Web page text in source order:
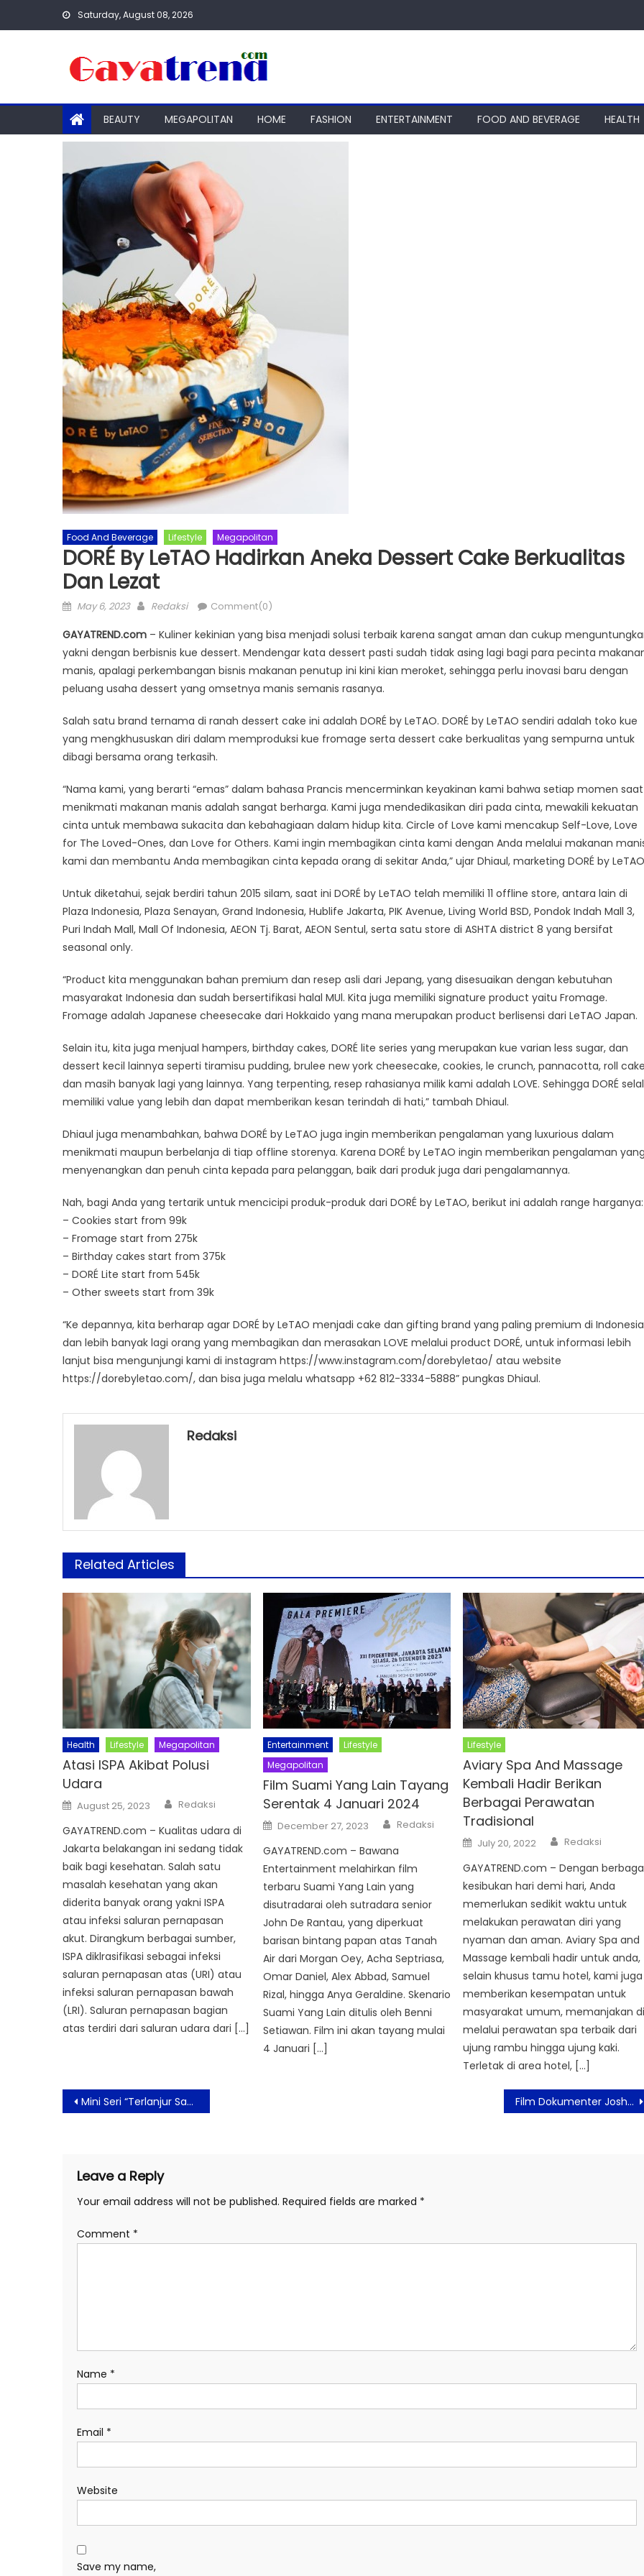
Saturday, August 08, 2026
BEAUTY MEGAPOLITAN HOME FASHION ENTERTAINMENT FOOD AND BEVERAGE HEALTH
Food And Beverage Lifestyle Megapolitan
DORÉ By LeTAO Hadirkan Aneka Dessert Cake Berkualitas
Dan Lezat
Posted
May 6, 2023 Author
Redaksi Comment(0)
GAYATREND.com – Kuliner kekinian yang bisa menjadi solusi terbaik karena sangat aman dan cukup
yakni dengan berbisnis kue dessert. Mendengar kata dessert pasti sudah tidak asing lagi bagi para pecinta
manis, apalagi perkembangan bisnis makanan penutup ini kini kian meroket, sehingga perlu inovasi baru dengan
peluang usaha dessert yang omsetnya manis semanis rasanya.
Salah satu brand ternama di ranah dessert cake ini adalah DORÉ by LeTAO. DORÉ by LeTAO sendiri adalah toko kue
yang mengkhususkan diri dalam memproduksi kue fromage serta dessert cake berkualitas yang sempurna untuk
dibagi bersama orang terkasih.
“Nama kami, yang berarti “emas” dalam bahasa Prancis mencerminkan keyakinan kami bahwa setiap momen saat
menikmati makanan manis adalah sangat berharga. Kami juga mendedikasikan diri pada cinta, mewakili kekuatan
cinta untuk membawa sukacita dan kebahagiaan dalam hidup kita. Circle of Love kami mencakup Self-Love, Love
for The Loved-Ones, dan Love for Others. Kami ingin membagikan cinta kami dengan Anda melalui makanan
kami dan membantu Anda membagikan cinta kepada orang di sekitar Anda,” ujar Dhiaul, marketing DORÉ by
Untuk diketahui, sejak berdiri tahun 2015 silam, saat ini DORÉ by LeTAO telah memiliki 11 offline store, antara lain di
Plaza Indonesia, Plaza Senayan, Grand Indonesia, Hublife Jakarta, PIK Avenue, Living World BSD, Pondok Indah Mall 3,
Puri Indah Mall, Mall Of Indonesia, AEON Tj. Barat, AEON Sentul, serta satu store di ASHTA district 8 yang bersifat
seasonal only.
“Product kita menggunakan bahan premium dan resep asli dari Jepang, yang disesuaikan dengan kebutuhan
masyarakat Indonesia dan sudah bersertifikasi halal MUl. Kita juga memiliki signature product yaitu Fromage.
Fromage adalah Japanese cheesecake dari Hokkaido yang mana merupakan product berlisensi dari LeTAO Japan.
Selain itu, kita juga menjual hampers, birthday cakes, DORÉ lite series yang merupakan kue varian less sugar, dan
dessert kecil lainnya seperti tiramisu pudding, brulee new york cheesecake, cookies, le crunch, pannacotta, roll
dan masih banyak lagi yang lainnya. Yang terpenting, resep rahasianya milik kami adalah LOVE. Sehingga DORÉ
memiliki value yang lebih dan dapat memberikan kesan terindah di hati,” tambah Dhiaul.
Dhiaul juga menambahkan, bahwa DORÉ by LeTAO juga ingin memberikan pengalaman yang luxurious dalam
menikmati maupun berbelanja di tiap offline storenya. Karena DORÉ by LeTAO ingin memberikan pengalaman
menyenangkan dan penuh cinta kepada para pelanggan, baik dari produk juga dari pengalamannya.
Nah, bagi Anda yang tertarik untuk mencicipi produk-produk dari DORÉ by LeTAO, berikut ini adalah range harganya:
– Cookies start from 99k
– Fromage start from 275k
– Birthday cakes start from 375k
– DORÉ Lite start from 545k
– Other sweets start from 39k
“Ke depannya, kita berharap agar DORÉ by LeTAO menjadi cake dan gifting brand yang paling premium di Indonesia
dan lebih banyak lagi orang yang membagikan dan merasakan LOVE melalui product DORÉ, untuk informasi lebih
lanjut bisa mengunjungi kami di instagram https://www.instagram.com/dorebyletao/ atau website
https://dorebyletao.com/, dan bisa juga melalu whatsapp +62 812-3334-5888” pungkas Dhiaul.
Redaksi
Related Articles
Health Lifestyle Megapolitan
Atasi ISPA Akibat Polusi
Udara
Posted
on
August 25, 2023 Author
Redaksi
GAYATREND.com – Kualitas udara di
Jakarta belakangan ini sedang tidak
baik bagi kesehatan. Salah satu
masalah kesehatan yang akan
diderita banyak orang yakni ISPA
atau infeksi saluran pernapasan
akut. Dirangkum berbagai sumber,
ISPA diklrasifikasi sebagai infeksi
saluran pernapasan atas (URI) atau
infeksi saluran pernapasan bawah
(LRI). Saluran pernapasan bagian
atas terdiri dari saluran udara dari […]
Entertainment
Lifestyle
Megapolitan
Film Suami Yang Lain Tayang
Serentak 4 Januari 2024
Posted
on
December 27, 2023 Author
Redaksi
GAYATREND.com – Bawana
Entertainment melahirkan film
terbaru Suami Yang Lain yang
disutradarai oleh sutradara senior
John De Rantau, yang diperkuat
barisan bintang papan atas Tanah
Air dari Morgan Oey, Acha Septriasa,
Omar Daniel, Alex Abbad, Samuel
Rizal, hingga Anya Geraldine. Skenario
Suami Yang Lain ditulis oleh Benni
Setiawan. Film ini akan tayang mulai
4 Januari […]
Lifestyle
Aviary Spa And Massage
Kembali Hadir Berikan
Berbagai Perawatan
Tradisional
Posted
on
July 20, 2022 Author
Redaksi
GAYATREND.com – Dengan
kesibukan hari demi hari, Anda
memerlukan sedikit waktu untuk
melakukan perawatan diri yang
nyaman dan aman. Aviary Spa and
Massage kembali hadir untuk anda,
selain khusus tamu hotel, kami juga
memberikan kesempatan untuk
masyarakat umum, memanjakan
melalui perawatan spa terbaik dari
ujung rambu hingga ujung kaki.
Terletak di area hotel, […]
Post
navigation
Mini Seri “Terlanjur Sayang” Imam Darto Perkenalkan Produk Herbal dalam Kisah Komedi Film Dokumenter Joshua Tree: Anak Remaja Autistik Bisa Maju dan Berkembang dengan Kasih Sayang Keluarga
Leave a Reply
Your email address will not be published. Required fields are marked *
Comment *
Name *
Email *
Website
Save my name,